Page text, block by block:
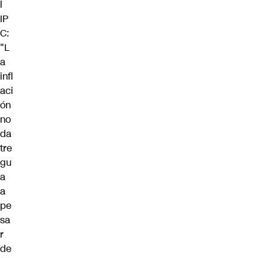
l
IP
C:
"L
a
infl
aci
ón
no
da
tre
gu
a
a
pe
sa
r
de